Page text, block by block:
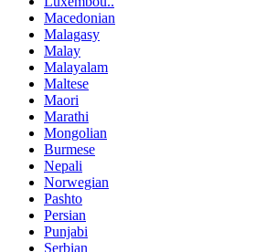
Macedonian
Malagasy
Malay
Malayalam
Maltese
Maori
Marathi
Mongolian
Burmese
Nepali
Norwegian
Pashto
Persian
Punjabi
Serbian